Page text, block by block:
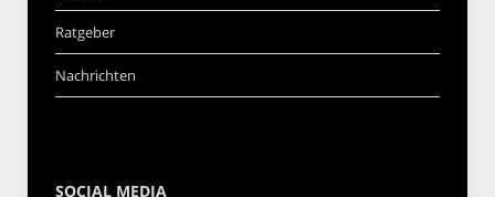
Ratgeber
Nachrichten
SOCIAL MEDIA